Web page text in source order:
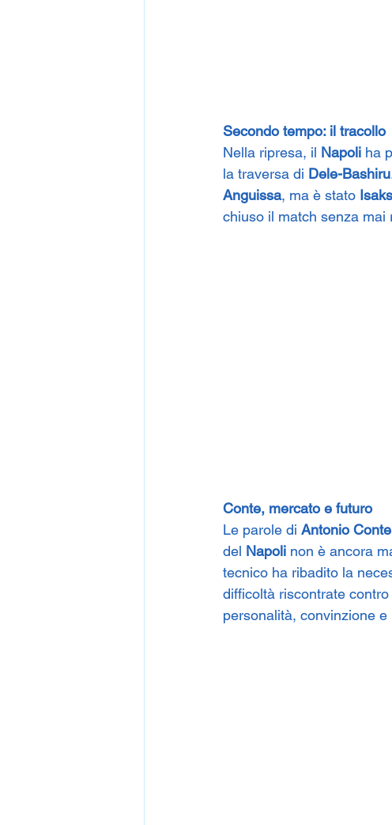
Secondo tempo: il tracollo
Nella ripresa, il Napoli ha
la traversa di Dele-Bashiru
Anguissa, ma è stato
chiuso il match senza mai
Conte, mercato e futuro
Le parole di Antonio Conte
del Napoli non è ancora
tecnico ha ribadito la
difficoltà riscontrate contro
personalità, convinzione